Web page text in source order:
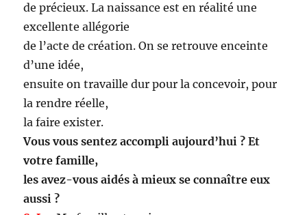
de précieux. La naissance est en réalité une
excellente allégorie
de l’acte de création. On se retrouve enceinte
d’une idée,
ensuite on travaille dur pour la concevoir, pour
la rendre réelle,
la faire exister.
Vous vous sentez accompli aujourd’hui ? Et
votre famille,
les avez-vous aidés à mieux se connaître eux
aussi ?